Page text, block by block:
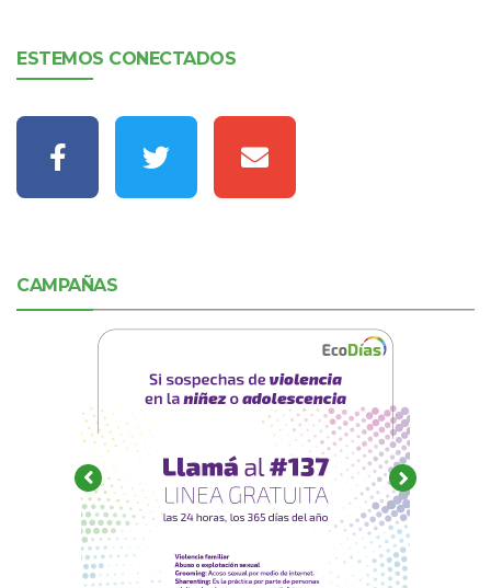
ESTEMOS CONECTADOS
CAMPAÑAS